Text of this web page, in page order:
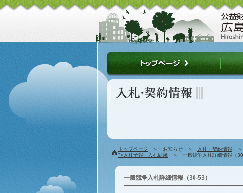
トップページ ＞ お知らせ ＞ 入札・契約情報
">入札予報・入札結果 ＞ 一般競争入札詳細情報（30-
一般競争入札詳細情報（30-53）